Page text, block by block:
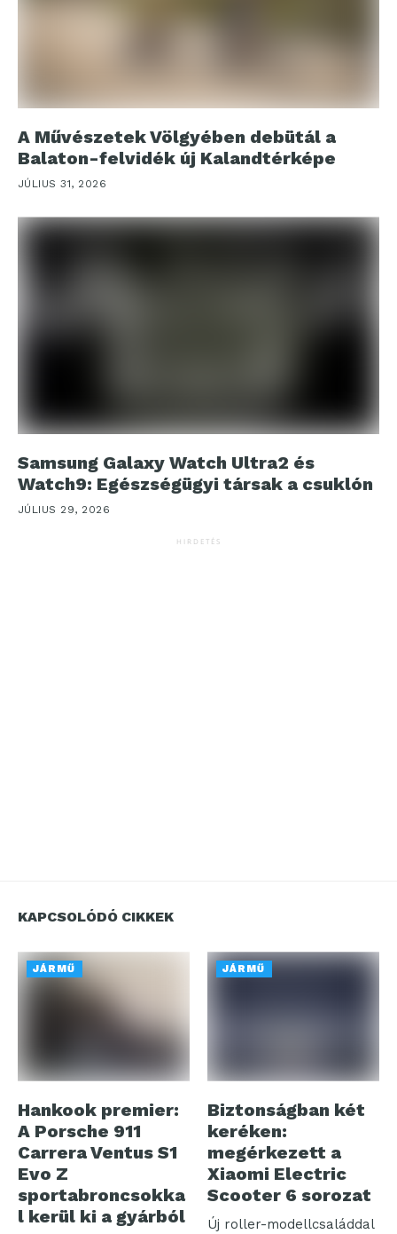
A Művészetek Völgyében debütál a
Balaton-felvidék új Kalandtérképe
JÚLIUS 31, 2026
Samsung Galaxy Watch Ultra2 és
Watch9: Egészségügyi társak a csuklón
JÚLIUS 29, 2026
HIRDETÉS
KAPCSOLÓDÓ CIKKEK
JÁRMŰ
Hankook premier:
A Porsche 911
Carrera Ventus S1
Evo Z
sportabroncsokka
l kerül ki a gyárból
JÁRMŰ
Biztonságban két
keréken:
megérkezett a
Xiaomi Electric
Scooter 6 sorozat
Új roller-modellcsaláddal